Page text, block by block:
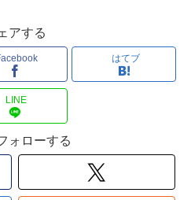
アする
はてブ
LINE
ォローする